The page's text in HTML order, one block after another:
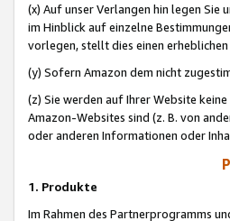
(x) Auf unser Verlangen hin legen
im Hinblick auf einzelne
vorlegen, stellt dies einen
(y) Sofern Amazon dem nicht
(z) Sie werden auf Ihrer Website
Amazon-Websites sind (z. B. von
oder anderen Informationen oder
1. Produkte
Im Rahmen des Partnerprogramms